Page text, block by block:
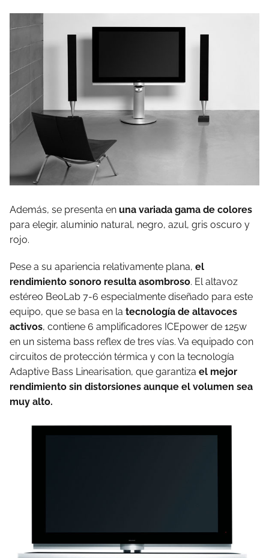
Además, se presenta en una variada gama de colores
para elegir, aluminio natural, negro, azul, gris oscuro y
rojo.
Pese a su apariencia relativamente plana, el
rendimiento sonoro resulta asombroso. El altavoz
estéreo BeoLab 7-6 especialmente diseñado para este
equipo, que se basa en la tecnología de altavoces
activos, contiene 6 amplificadores ICEpower de 125w
en un sistema bass reflex de tres vías. Va equipado con
circuitos de protección térmica y con la tecnología
Adaptive Bass Linearisation, que garantiza el mejor
rendimiento sin distorsiones aunque el volumen sea
muy alto.